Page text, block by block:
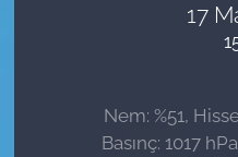
17
Nem: %51,
Basınç: 1017